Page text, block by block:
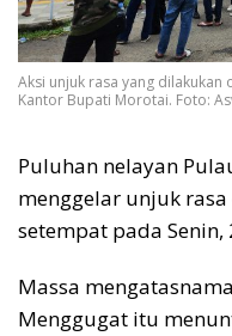
Aksi unjuk rasa yang dilakukan
Kantor Bupati Morotai. Foto:
Puluhan nelayan
menggelar unjuk
setempat pada Senin,
Massa
Menggugat itu